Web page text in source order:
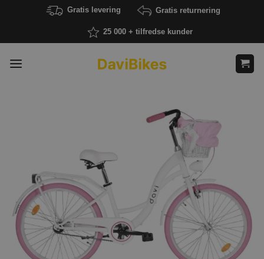
Gratis levering Gratis returnering
25 000 + tilfredse kunder